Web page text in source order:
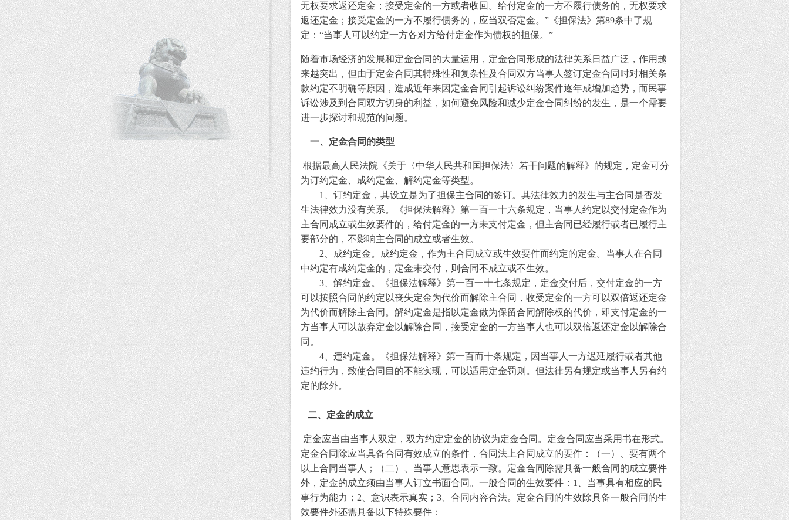
无权要求返还定金；接受定金的一方或者收回。给付定金的一方不履行债务的，无权要求
返还定金；接受定金的一方不履行债务的，应当双否定金。 ”《担保法》第89条中了规
定： “当事人可以约定一方各对方给付定金作为债权的担保。 ”
随着市场经济的发展和定金合同的大量运用，定金合同形成的法律关系日益广泛，作用越
来越突出，但由于定金合同其特殊性和复杂性及合同双方当事人签订定金合同时对相关条
款约定不明确等原因，造成近年来因定金合同引起诉讼纠纷案件逐年成增加趋势，而民事
诉讼涉及到合同双方切身的利益，如何避免风险和减少定金合同纠纷的发生，是一个需要
进一步探讨和规范的问题。
一、定金合同的类型
根据最高人民法院《关于〈中华人民共和国担保法〉若干问题的解释》的规定，定金可分
为订约定金、成约定金、解约定金等类型。
1
、订约定金，其设立是为了担保主合同的签订。其法律效力的发生与主合同是否发
生法律效力没有关系。《担保法解释》第一百一十六条规定，当事人约定以交付定金作为
主合同成立或生效要件的，给付定金的一方未支付定金，但主合同已经履行或者已履行主
要部分的，不影响主合同的成立或者生效。
2 、成约定金。成约定金，作为主合同成立或生效要件而约定的定金。当事人在合同
中约定有成约定金的，定金未交付，则合同不成立或不生效。
3、解约定金。《担保法解释》第一百一十七条规定，定金交付后，交付定金的一方
可以按照合同的约定以丧失定金为代价而解除主合同，收受定金的一方可以双倍返还定金
为代价而解除主合同。解约定金是指以定金做为保留合同解除权的代价，即支付定金的一
方当事人可以放弃定金以解除合同，接受定金的一方当事人也可以双倍返还定金以解除合
同。
4、违约定金。《担保法解释》第一百而十条规定，因当事人一方迟延履行或者其他
违约行为，致使合同目的不能实现，可以适用定金罚则。但法律另有规定或当事人另有约
定的除外。
二、定金的成立
定金应当由当事人双定，双方约定定金的协议为定金合同。定金合同应当采用书在形式。
定金合同除应当具备合同有效成立的条件，合同法上合同成立的要件：（一）、要有两个
以上合同当事人；（二）、当事人意思表示一致。定金合同除需具备一般合同的成立要件
外，定金的成立须由当事人订立书面合同。一般合同的生效要件： 1
、当事具有相应的民
事行为能力； 2 、意识表示真实； 3、合同内容合法。定金合同的生效除具备一般合同的生
效要件外还需具备以下特殊要件：